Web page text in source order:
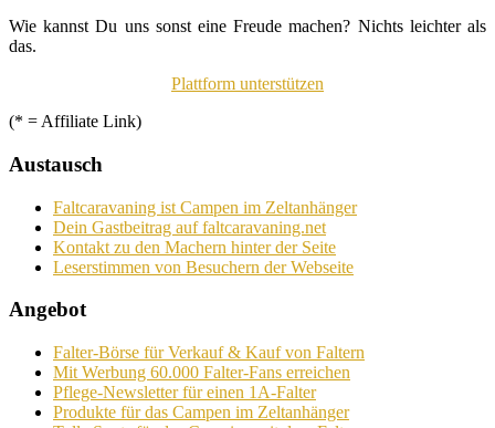
Wie kannst Du uns sonst eine Freude machen? Nichts leichter als
das.
Plattform unterstützen
(* = Affiliate Link)
Austausch
Faltcaravaning ist Campen im Zeltanhänger
Dein Gastbeitrag auf faltcaravaning.net
Kontakt zu den Machern hinter der Seite
Leserstimmen von Besuchern der Webseite
Angebot
Falter-Börse für Verkauf & Kauf von Faltern
Mit Werbung 60.000 Falter-Fans erreichen
Pflege-Newsletter für einen 1A-Falter
Produkte für das Campen im Zeltanhänger